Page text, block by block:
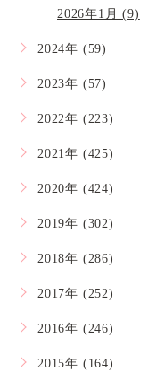
2026年1月 (9)
2024年 (59)
2023年 (57)
2022年 (223)
2021年 (425)
2020年 (424)
2019年 (302)
2018年 (286)
2017年 (252)
2016年 (246)
2015年 (164)